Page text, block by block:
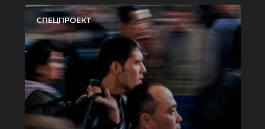
СПЕЦПРОЕКТ